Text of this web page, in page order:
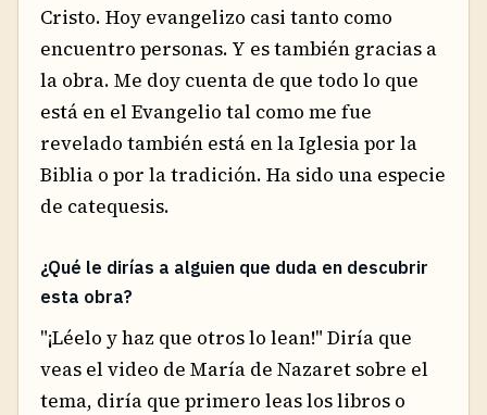
Cristo. Hoy evangelizo casi tanto como
encuentro personas. Y es también gracias a
la obra. Me doy cuenta de que todo lo que
está en el Evangelio tal como me fue
revelado también está en la Iglesia por la
Biblia o por la tradición. Ha sido una especie
de catequesis.
¿Qué le dirías a alguien que duda en descubrir
esta obra?
"¡Léelo y haz que otros lo lean!" Diría que
veas el video de María de Nazaret sobre el
tema, diría que primero leas los libros o